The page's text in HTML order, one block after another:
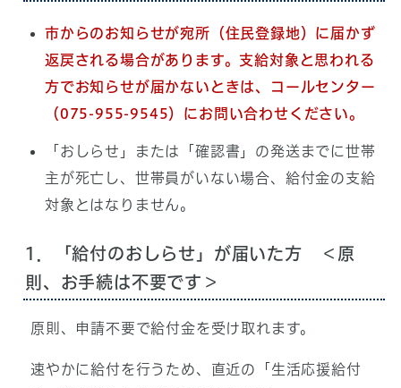
市からのお知らせが宛所（住民登録地）に届かず
返戻される場合があります。 支給対象と思われる
方でお知らせが届かないときは、コールセンター
（075-955-9545）にお問い合わせください。
「おしらせ」または「確認書」の発送までに世帯
主が死亡し、世帯員がいない場合、給付金の支給
対象とはなりません。
1．「給付のおしらせ」が届いた方 ＜原
則、お手続は不要です＞
原則、申請不要で給付金を受け取れます。
速やかに給付を行うため、直近の「生活応援給付